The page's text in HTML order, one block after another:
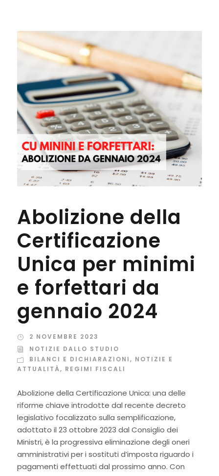
Abolizione della
Certificazione
Unica per minimi
e forfettari da
gennaio 2024
2 NOVEMBRE 2023
NOTIZIE DALLO STUDIO
BILANCI E DICHIARAZIONI, NOTIZIE E
ATTUALITÀ, REGIMI FISCALI
Abolizione della Certificazione Unica: una delle
riforme chiave introdotte dal recente decreto
legislativo focalizzato sulla semplificazione,
adottato il 23 ottobre 2023 dal Consiglio dei
Ministri, è la progressiva eliminazione degli oneri
amministrativi per i sostituti d’imposta riguardo i
pagamenti effettuati dal prossimo anno. Con